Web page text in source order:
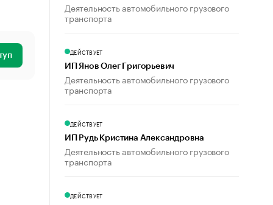
Деятельность автомобильного грузового
транспорта
ДЕЙСТВУЕТ
ИП Янов Олег Григорьевич
Деятельность автомобильного грузового
транспорта
ДЕЙСТВУЕТ
ИП Рудь Кристина Александровна
Деятельность автомобильного грузового
транспорта
ДЕЙСТВУЕТ